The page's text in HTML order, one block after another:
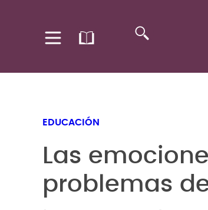
EDUCACIÓN
Las
problemas